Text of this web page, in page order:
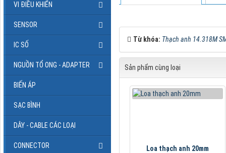
Từ khóa: Thạch anh 14.318M
Sản phẩm cùng loại
Loa thạch anh 20mm
VI ĐIỀU KHIỂN
SENSOR
IC SỐ
NGUỒN TỔ ONG - ADAPTER
BIẾN ÁP
SẠC BÌNH
DÂY - CABLE CÁC LOẠI
CONNECTOR